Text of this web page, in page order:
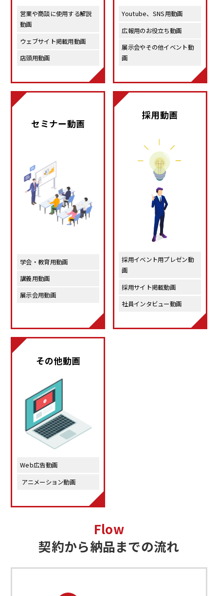
営業や商談に使用する解説
動画
ウェブサイト掲載用動画
店頭用動画
Youtube、SNS用動画
広報用のお役立ち動画
展示会やその他イベント動
画
セミナー動画
学会・教育用動画
講義用動画
展示会用動画
採用動画
採用イベント用プレゼン動
画
採用サイト掲載動画
社員インタビュー動画
その他動画
Web広告動画
アニメーション動画
Flow
契約から納品までの流れ